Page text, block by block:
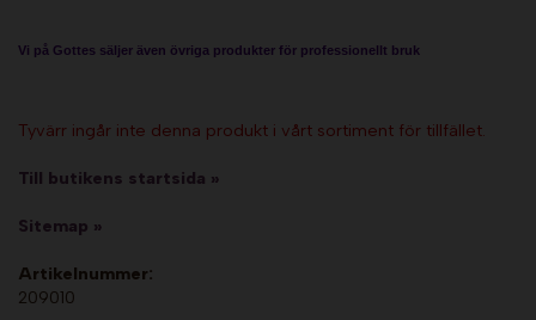
Vi på Gottes säljer även övriga produkter för professionellt bruk
Tyvärr ingår inte denna produkt i vårt sortiment för tillfället.
Till butikens startsida »
Sitemap »
Artikelnummer:
209010